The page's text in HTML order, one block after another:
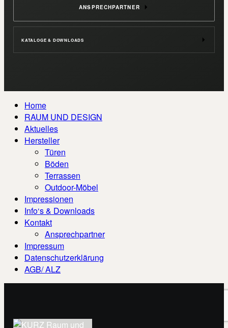
ANSPRECHPARTNER
KATALOGE & DOWNLOADS
Home
RAUM UND DESIGN
Aktuelles
Hersteller
Türen
Böden
Terrassen
Outdoor-Möbel
Impressionen
Info‘s & Downloads
Kontakt
Ansprechpartner
Impressum
Datenschutzerklärung
AGB/ ALZ